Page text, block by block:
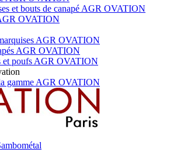
et bouts de canapé AGR OVATION
OVATION
AGR OVATION
AGR OVATION
et poufs AGR OVATION
gamme AGR OVATION